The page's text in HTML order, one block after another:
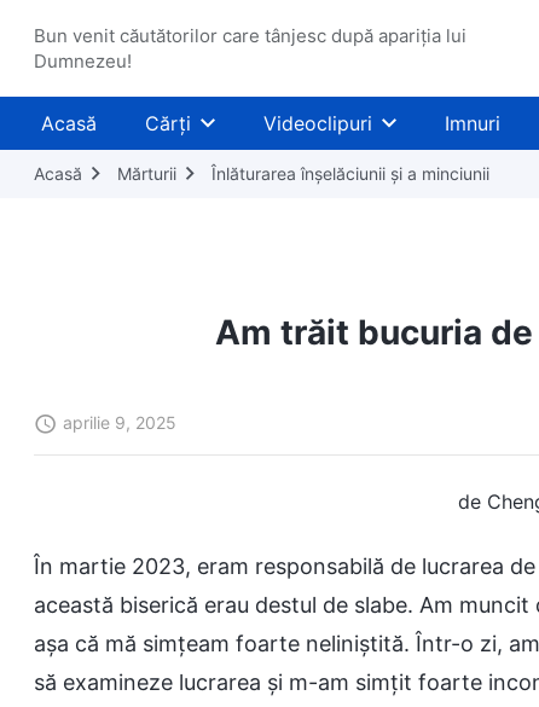
Bun venit căutătorilor care tânjesc după apariția lui
Dumnezeu!
Acasă Cărți Videoclipuri Imnuri
Acasă Mărturii Înlăturarea înșelăciunii și a minciunii
Am trăit bucuria
aprilie 9, 2025
de
În martie 2023, eram responsabilă de lucrarea
această biserică erau destul de slabe. Am
așa că mă simțeam foarte neliniștită. Într-o zi,
să examineze lucrarea și m-am simțit foarte